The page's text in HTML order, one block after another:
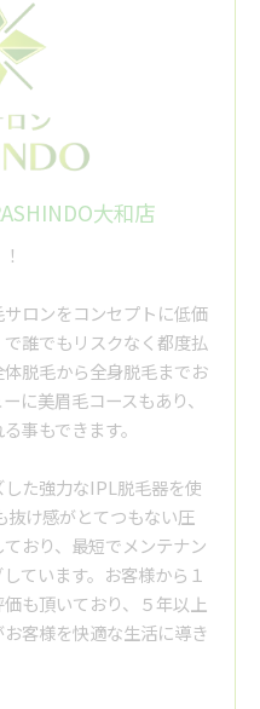
大和店
ロンをコンセプトに低価
誰でもリスクなく都度払
脱毛から全身脱毛までお
に美眉毛コースもあり、
事もできます。
た強力なIPL脱毛器を使
抜け感がとてつもない圧
おり、最短でメンテナン
ています。お客様から１
も頂いており、５年以上
客様を快適な生活に導き